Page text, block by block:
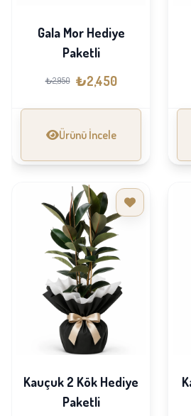
Gala Mor Hediye
Paketli
₺2,950 ₺2,450
Ürünü İncele
Kauçuk 2 Kök Hediye
Paketli